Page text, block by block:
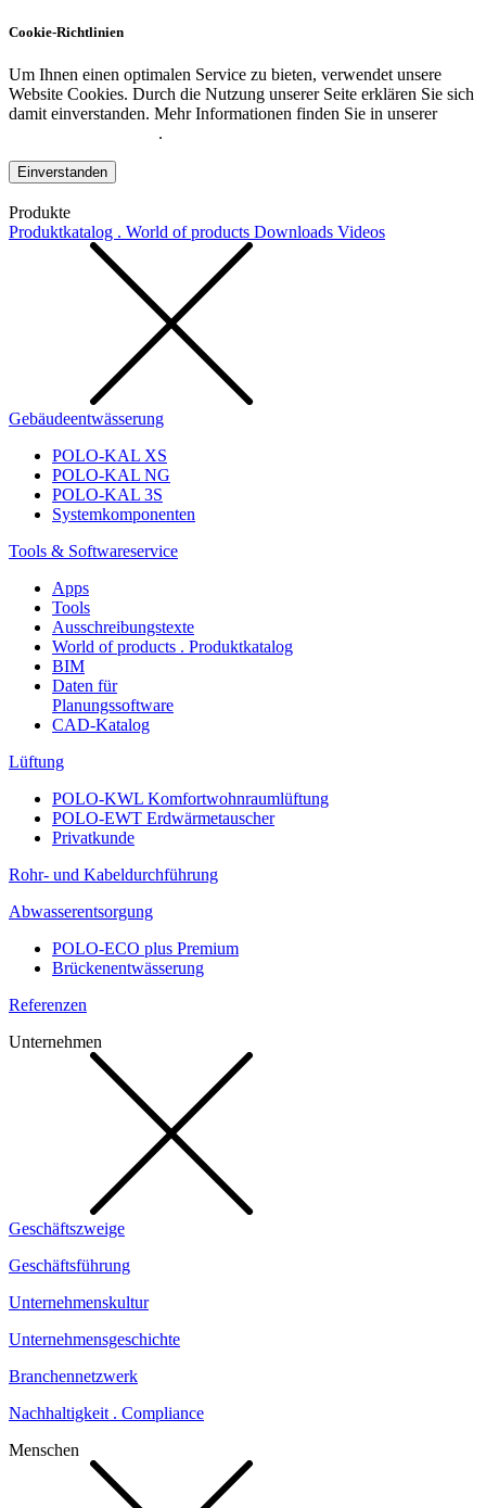
Cookie-Richtlinien
Um Ihnen einen optimalen Service zu bieten, verwendet unsere
Website Cookies. Durch die Nutzung unserer Seite erklären Sie sich
damit einverstanden. Mehr Informationen finden Sie in unserer
.
Einverstanden
Produkte
Produktkatalog . World of products Downloads Videos
Gebäudeentwässerung
POLO-KAL XS
POLO-KAL NG
POLO-KAL 3S
Systemkomponenten
Tools & Softwareservice
Apps
Tools
Ausschreibungstexte
World of products . Produktkatalog
BIM
Daten für
Planungssoftware
CAD-Katalog
Lüftung
POLO-KWL Komfortwohnraumlüftung
POLO-EWT Erdwärmetauscher
Privatkunde
Rohr- und Kabeldurchführung
Abwasserentsorgung
POLO-ECO plus Premium
Brückenentwässerung
Referenzen
Unternehmen
Geschäftszweige
Geschäftsführung
Unternehmenskultur
Unternehmensgeschichte
Branchennetzwerk
Nachhaltigkeit . Compliance
Menschen